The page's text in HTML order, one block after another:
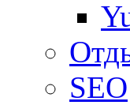
SEO